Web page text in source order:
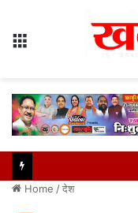
Home /देश